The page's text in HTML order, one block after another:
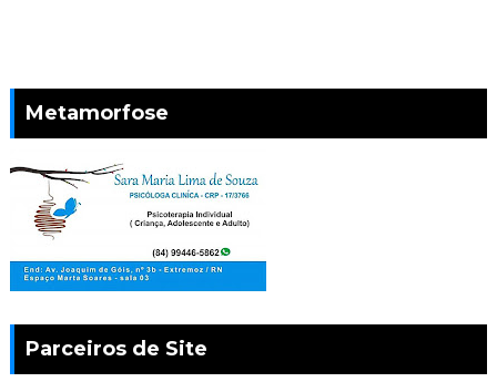
Metamorfose
Parceiros de Site